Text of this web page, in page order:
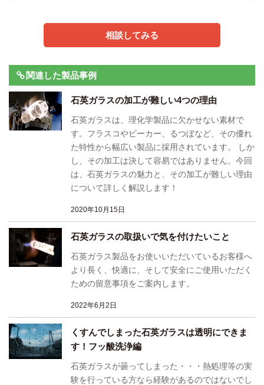
相談してみる
関連した製品事例
石英ガラスの加工が難しい4つの理由
石英ガラスは、理化学製品に欠かせない素材で
す。フラスコやビーカー、るつぼなど、その優れ
た特性から幅広い製品に採用されています。 しか
し、その加工は決して容易ではありません。今回
は、石英ガラスの魅力と、その加工が難しい理由
について詳しく解説します！
2020年10月15日
石英ガラスの取扱いで気を付けたいこと
石英ガラス製品をお使いいただいているお客様へ
より長く、快適に、そして安全にご使用いただく
ための留意事項をご案内します。
2022年6月2日
くすんでしまった石英ガラスは透明にできま
す！フッ酸洗浄編
石英ガラスが曇ってしまった・・・熱処理等の実
験を行っている方なら経験があるのではないでし